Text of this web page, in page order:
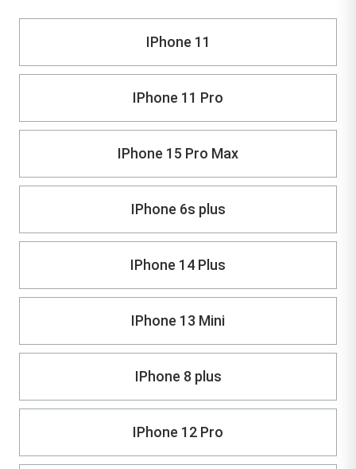
IPhone 11
IPhone 11 Pro
IPhone 15 Pro Max
IPhone 6s plus
IPhone 14 Plus
IPhone 13 Mini
IPhone 8 plus
IPhone 12 Pro